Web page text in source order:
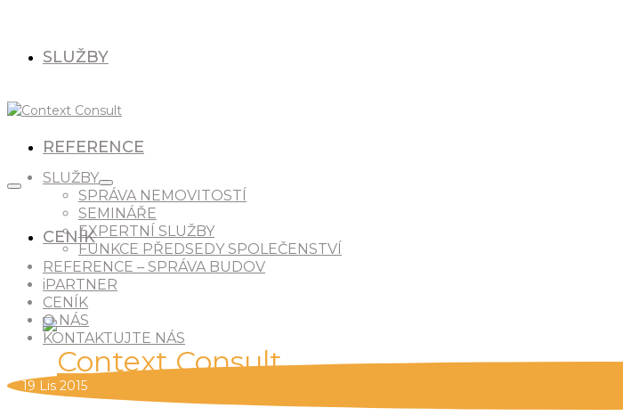
SLUŽBY
REFERENCE
CENÍK
SLUŽBY
SPRÁVA NEMOVITOSTÍ
SEMINÁŘE
EXPERTNÍ SLUŽBY
FUNKCE PŘEDSEDY SPOLEČENSTVÍ
REFERENCE – SPRÁVA BUDOV
iPARTNER
CENÍK
O NÁS
KONTAKTUJTE NÁS
19 Lis 2015